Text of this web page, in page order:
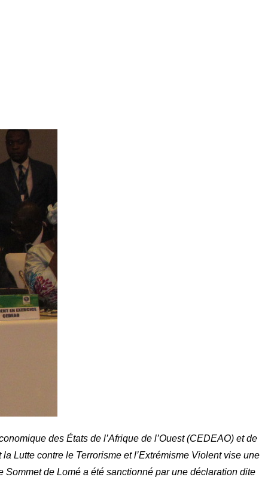
des États de l’Afrique de l’Ouest (CEDEAO) et de
Lutte contre le Terrorisme et l’Extrémisme Violent vise une
de Lomé a été sanctionné par une déclaration dite